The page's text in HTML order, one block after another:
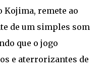
Kojima, remete ao
de um simples som
que o jogo
e aterrorizantes de